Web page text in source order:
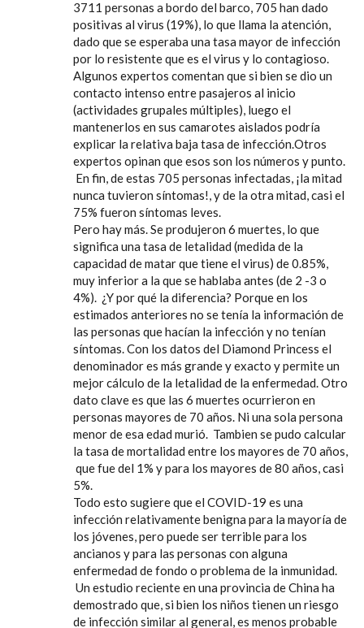
3711 personas a bordo del barco, 705 han dado
positivas al virus (19%), lo que llama la atención,
dado que se esperaba una tasa mayor de infección
por lo resistente que es el virus y lo contagioso.
Algunos expertos comentan que si bien se dio un
contacto intenso entre pasajeros al inicio
(actividades grupales múltiples), luego el
mantenerlos en sus camarotes aislados podría
explicar la relativa baja tasa de infección.Otros
expertos opinan que esos son los números y punto.
En fin, de estas 705 personas infectadas, ¡la mitad
nunca tuvieron síntomas!, y de la otra mitad, casi el
75% fueron síntomas leves.
Pero hay más. Se produjeron 6 muertes, lo que
significa una tasa de letalidad (medida de la
capacidad de matar que tiene el virus) de 0.85%,
muy inferior a la que se hablaba antes (de 2 -3 o
4%). ¿Y por qué la diferencia? Porque en los
estimados anteriores no se tenía la información de
las personas que hacían la infección y no tenían
síntomas. Con los datos del Diamond Princess el
denominador es más grande y exacto y permite un
mejor cálculo de la letalidad de la enfermedad. Otro
dato clave es que las 6 muertes ocurrieron en
personas mayores de 70 años. Ni una sola persona
menor de esa edad murió. Tambien se pudo calcular
la tasa de mortalidad entre los mayores de 70 años,
que fue del 1% y para los mayores de 80 años, casi
5%.
Todo esto sugiere que el COVID-19 es una
infección relativamente benigna para la mayoría de
los jóvenes, pero puede ser terrible para los
ancianos y para las personas con alguna
enfermedad de fondo o problema de la inmunidad.
Un estudio reciente en una provincia de China ha
demostrado que, si bien los niños tienen un riesgo
de infección similar al general, es menos probable